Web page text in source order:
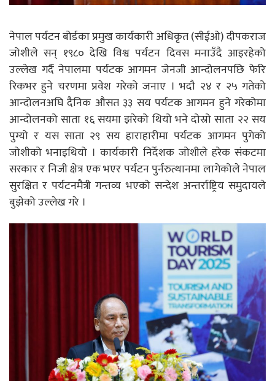
नेपाल पर्यटन बोर्डका प्रमुख कार्यकारी अधिकृत (सीईओ) दीपकराज
जोशीले सन् १९८० देखि विश्व पर्यटन दिवस मनाउँदै आइरहेको
उल्लेख गर्दै नेपालमा पर्यटक आगमन जेनजी आन्दोलनपछि फेरि
रिकभर हुने चरणमा प्रवेश गरेको जनाए । भदौ २४ र २५ गतेको
आन्दोलनअघि दैनिक औसत ३३ सय पर्यटक आगमन हुने गरेकोमा
आन्दोलनको साता १६ सयमा झरेको थियो भने दोस्रो साता २२ सय
पुग्यो र यस साता २९ सय हाराहारीमा पर्यटक आगमन पुगेको
जोशीको भनाइथियो । कार्यकारी निर्देशक जोशीले हरेक संकटमा
सरकार र निजी क्षेत्र एक भएर पर्यटन पुर्नरुत्थानमा लागेकोले नेपाल
सुरक्षित र पर्यटनमैत्री गन्तव्य भएको सन्देश अन्तर्राष्ट्रिय समुदायले
बुझेको उल्लेख गरे ।